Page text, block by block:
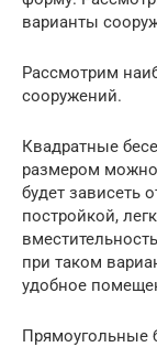
варианты
Рассмотрим
сооружений.
Квадратные
размером можно
будет зависеть
постройкой,
при таком
удобное
Прямоугольные